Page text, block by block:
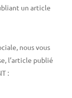
un article
nous vous
l’article publié
: